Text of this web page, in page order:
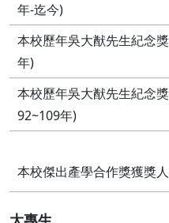
年-迄今)
本校歷年吳大猷先生紀念
年)
本校歷年吳大猷先生紀念
92~109年)
本校傑出產學合作獎獲獎人